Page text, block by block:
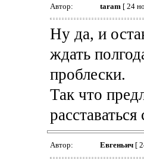
Автор: taram [ 24
Ну да, и
ждать
проблески.
Так что
Автор: Евгеньич[